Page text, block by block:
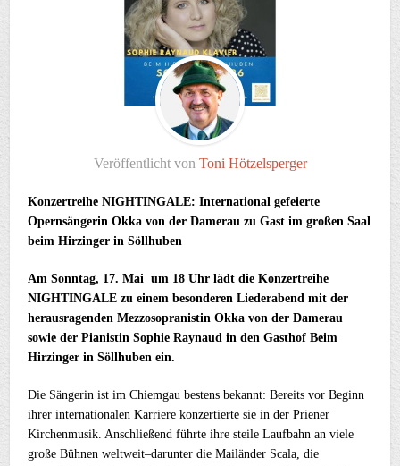
Veröffentlicht von Toni Hötzelsperger
Konzertreihe NIGHTINGALE: International gefeierte
Opernsängerin Okka von der Damerau zu Gast im großen Saal
beim Hirzinger in Söllhuben
Am Sonntag, 17. Mai um 18 Uhr lädt die Konzertreihe
NIGHTINGALE zu einem besonderen Liederabend mit der
herausragenden Mezzosopranistin Okka von der Damerau
sowie der Pianistin Sophie Raynaud in den Gasthof Beim
Hirzinger in Söllhuben ein.
Die Sängerin ist im Chiemgau bestens bekannt: Bereits vor Beginn
ihrer internationalen Karriere konzertierte sie in der Priener
Kirchenmusik. Anschließend führte ihre steile Laufbahn an viele
große Bühnen weltweit–darunter die Mailänder Scala, die